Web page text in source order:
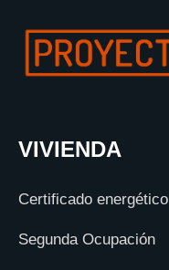
VIVIENDA
Certificado energético
Segunda Ocupación